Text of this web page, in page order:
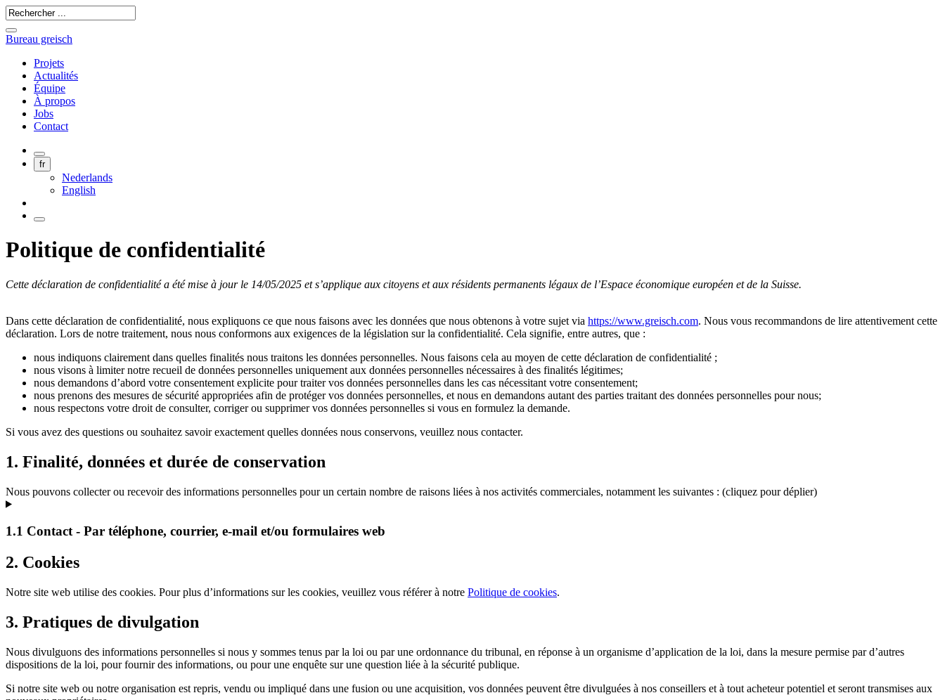
Bureau greisch
Projets
Actualités
Équipe
À propos
Jobs
Contact
fr
Nederlands
English
Politique de confidentialité
Cette déclaration de confidentialité a été mise à jour le 14/05/2025 et s’applique aux citoyens et aux résidents permanents légaux de l’Espace économique européen et de la Suisse.
Dans cette déclaration de confidentialité, nous expliquons ce que nous faisons avec les données que nous obtenons à votre sujet via https://www.greisch.com. Nous vous recommandons de lire attentivement cette
déclaration. Lors de notre traitement, nous nous conformons aux exigences de la législation sur la confidentialité. Cela signifie, entre autres, que :
nous indiquons clairement dans quelles finalités nous traitons les données personnelles. Nous faisons cela au moyen de cette déclaration de confidentialité ;
nous visons à limiter notre recueil de données personnelles uniquement aux données personnelles nécessaires à des finalités légitimes;
nous demandons d’abord votre consentement explicite pour traiter vos données personnelles dans les cas nécessitant votre consentement;
nous prenons des mesures de sécurité appropriées afin de protéger vos données personnelles, et nous en demandons autant des parties traitant des données personnelles pour nous;
nous respectons votre droit de consulter, corriger ou supprimer vos données personnelles si vous en formulez la demande.
Si vous avez des questions ou souhaitez savoir exactement quelles données nous conservons, veuillez nous contacter.
1. Finalité, données et durée de conservation
Nous pouvons collecter ou recevoir des informations personnelles pour un certain nombre de raisons liées à nos activités commerciales, notamment les suivantes : (cliquez pour déplier)
1.1 Contact - Par téléphone, courrier, e-mail et/ou formulaires web
2. Cookies
Notre site web utilise des cookies. Pour plus d’informations sur les cookies, veuillez vous référer à notre Politique de cookies.
3. Pratiques de divulgation
Nous divulguons des informations personnelles si nous y sommes tenus par la loi ou par une ordonnance du tribunal, en réponse à un organisme d’application de la loi, dans la mesure permise par d’autres
dispositions de la loi, pour fournir des informations, ou pour une enquête sur une question liée à la sécurité publique.
Si notre site web ou notre organisation est repris, vendu ou impliqué dans une fusion ou une acquisition, vos données peuvent être divulguées à nos conseillers et à tout acheteur potentiel et seront transmises aux